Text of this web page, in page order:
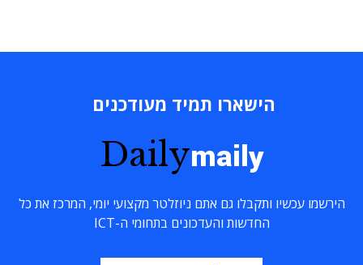
הישארו תמיד מעודכנים
Dailymaily
הירשמו עכשיו ותקבלו גם אתם ניוזלטר מקצועי יומי, המרכז את כל
החדשות והעדכונים בתחומי ה-ICT